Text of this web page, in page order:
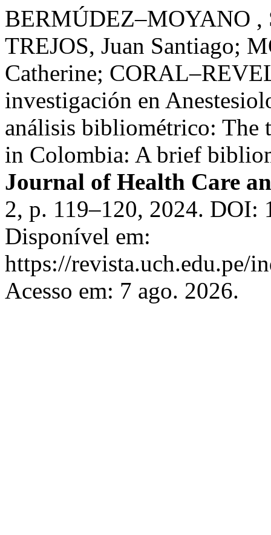
BERMÚDEZ–MOYANO ,
TREJOS, Juan Santiago;
Catherine;
investigación en
análisis bibliométrico: The
in Colombia: A brief
Journal of Health Care
2, p. 119–120, 2024. DOI:
Disponível em:
https://revista.uch.edu.pe/
Acesso em: 7 ago. 2026.